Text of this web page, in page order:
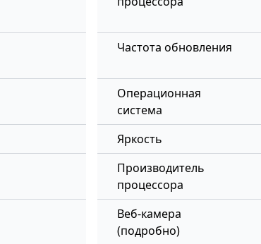
Частота обновления
Операционная
система
Яркость
Производитель
процессора
Веб-камера
(подробно)